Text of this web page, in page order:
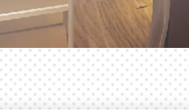
典养生会所